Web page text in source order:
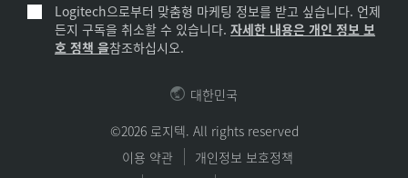
Logitech으로부터 맞춤형 마케팅 정보를 받고 싶습니다. 언제
든지 구독을 취소할 수 있습니다. 자세한 내용은 개인 정보 보
호 정책 을참조하십시오.
©2026 로지텍. All rights reserved
이용 약관
개인정보 보호정책
대한민국